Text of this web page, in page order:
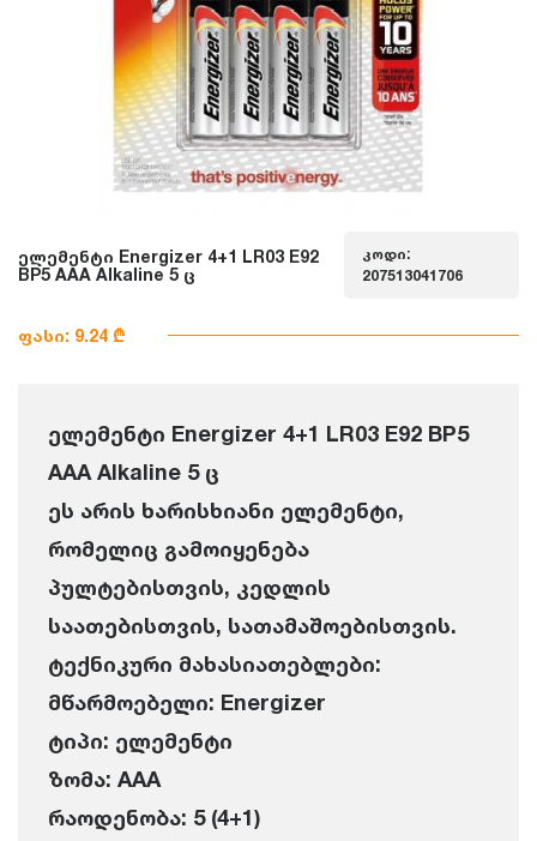
ელემენტი Energizer 4+1 LR03 E92
BP5 AAA Alkaline 5 ც
კოდი:
207513041706
ფასი: 9.24 ₾
ელემენტი Energizer 4+1 LR03 E92 BP5
AAA Alkaline 5 ც
ეს არის ხარისხიანი ელემენტი,
რომელიც გამოიყენება
პულტებისთვის, კედლის
საათებისთვის, სათამაშოებისთვის.
ტექნიკური მახასიათებლები:
მწარმოებელი: Energizer
ტიპი: ელემენტი
ზომა: AAA
რაოდენობა: 5 (4+1)